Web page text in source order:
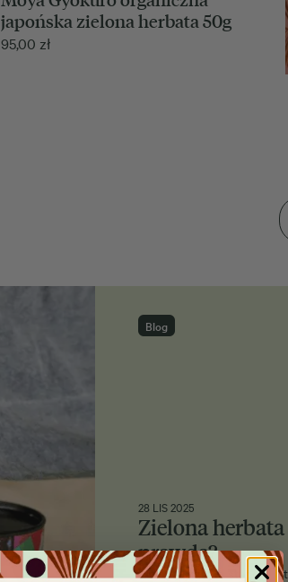
japońska zielona herbata 50g
95,00 zł
Blog
28 LIS 2025
Zielona
prawda?
Zielona herbata stanowi